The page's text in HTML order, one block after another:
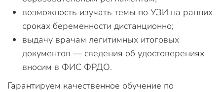
возможность изучать темы по УЗИ на ранних
сроках беременности дистанционно;
выдачу врачам легитимных итоговых
документов — сведения об удостоверениях
вносим в ФИС ФРДО.
Гарантируем качественное обучение по